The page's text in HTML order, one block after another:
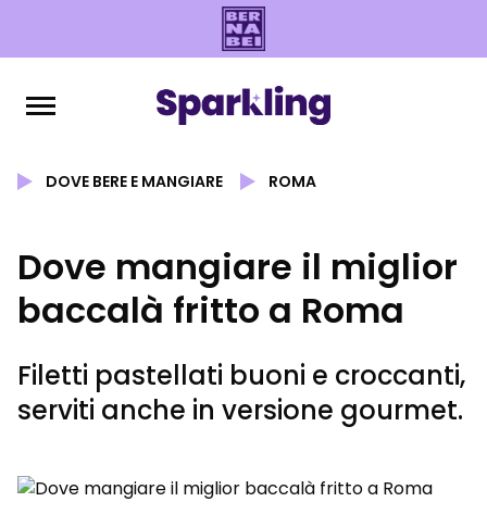
DOVE BERE E MANGIARE ROMA
Dove mangiare il miglior
baccalà fritto a Roma
Filetti pastellati buoni e croccanti,
serviti anche in versione gourmet.